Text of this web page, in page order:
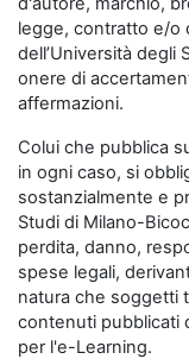
legge, contratto e/o
dell’Università degli
onere di
affermazioni.
Colui che pubblica
in ogni caso, si
sostanzialmente e
Studi di Milano-
perdita, danno,
spese legali,
natura che soggetti
contenuti pubblicati
per l'e-Learning.